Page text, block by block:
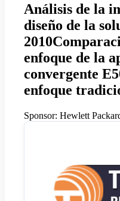
Análisis de la
diseño de la
enfoque de la
convergente
enfoque
Sponsor: Hewlett